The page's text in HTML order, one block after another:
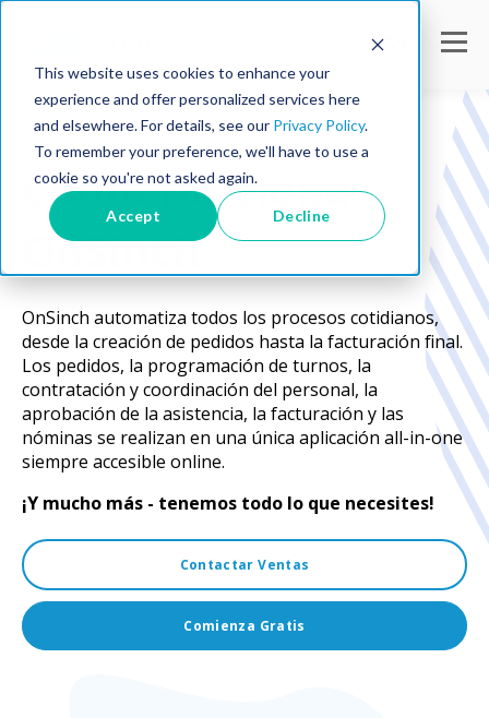
This website uses cookies to enhance your
experience and offer personalized services here
and elsewhere. For details, see our Privacy Policy.
To remember your preference, we'll have to use a
cookie so you're not asked again.
Accept Decline
Cómo funciona
OnSinch
OnSinch automatiza todos los procesos cotidianos,
desde la creación de pedidos hasta la facturación final.
Los pedidos, la programación de turnos, la
contratación y coordinación del personal, la
aprobación de la asistencia, la facturación y las
nóminas se realizan en una única aplicación all-in-one
siempre accesible online.
¡Y mucho más - tenemos todo lo que necesites!
Contactar Ventas
Comienza Gratis